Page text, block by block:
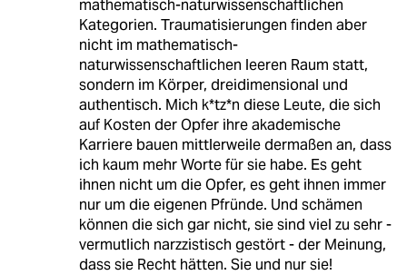
mathematisch-naturwissenschaftlichen
Kategorien. Traumatisierungen finden aber
nicht im mathematisch-
naturwissenschaftlichen leeren Raum statt,
sondern im Körper, dreidimensional und
authentisch. Mich k*tz*n diese Leute, die sich
auf Kosten der Opfer ihre akademische
Karriere bauen mittlerweile dermaßen an, dass
ich kaum mehr Worte für sie habe. Es geht
ihnen nicht um die Opfer, es geht ihnen immer
nur um die eigenen Pfründe. Und schämen
können die sich gar nicht, sie sind viel zu sehr -
vermutlich narzzistisch gestört - der Meinung,
dass sie Recht hätten. Sie und nur sie!